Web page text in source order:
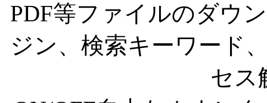
PDF等ファイルのダウ
ジン、検索キーワード
セス